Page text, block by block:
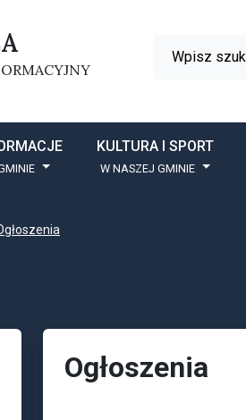
Wyszukiwarka
KULTURA I SPORT
W NASZEJ GMINIE
Ogłoszenia